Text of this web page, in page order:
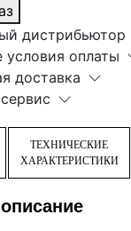
дистрибьютор
условия оплаты
доставка
ТЕХНИЧЕСКИЕ
ХАРАКТЕРИСТИКИ